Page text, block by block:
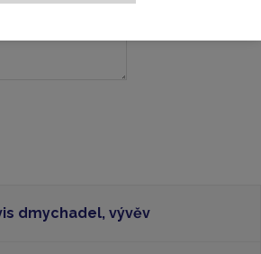
dmychadel, vývěv